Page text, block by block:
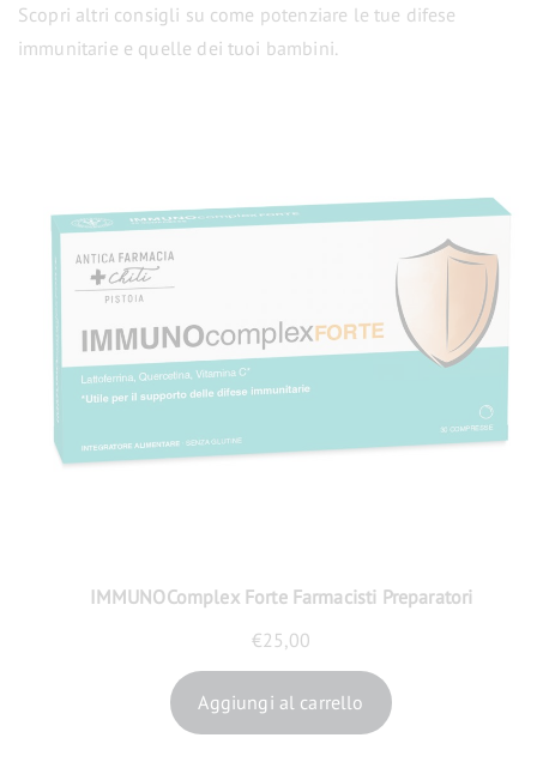
Scopri altri consigli su come potenziare le tue difese
immunitarie e quelle dei tuoi bambini
IMMUNOComplex Forte Farmacisti Preparatori
€25,00
Aggiungi al carrello